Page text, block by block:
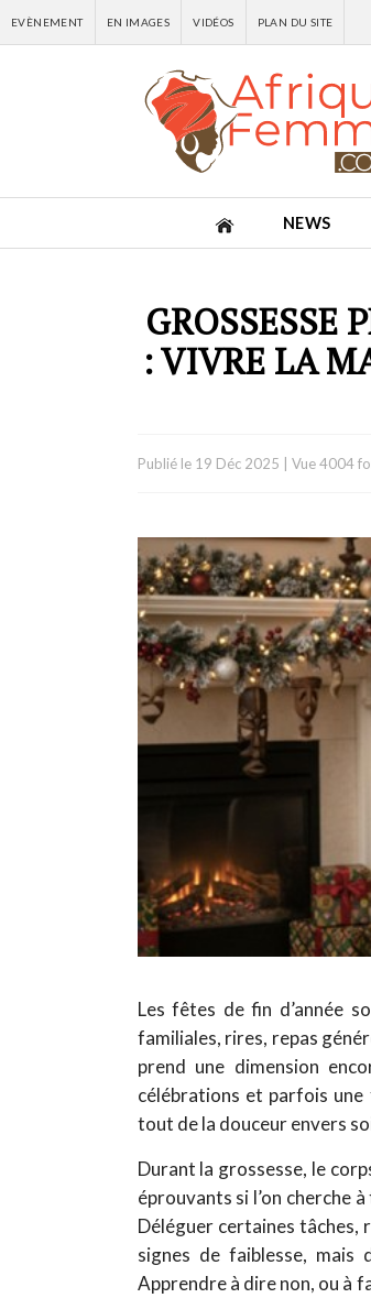
EVÈNEMENT EN IMAGES VIDÉOS PLAN DU SITE
NEWS
GROSSESSE
: VIVRE LA
Publié le 19 Déc 2025 Vue 4004
Les fêtes de fin d’année
familiales, rires, repas
prend une dimension
célébrations et parfois
tout de la douceur envers
Durant la grossesse, le
éprouvants si l’on cherche
Déléguer certaines tâches,
signes de faiblesse,
Apprendre à dire non, ou à